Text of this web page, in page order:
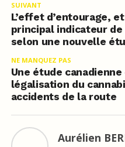
SUIVANT
L’effet d’entourage,
principal indicateur de
selon une nouvelle
NE MANQUEZ PAS
Une étude
légalisation du
accidents de la route
Aurélien